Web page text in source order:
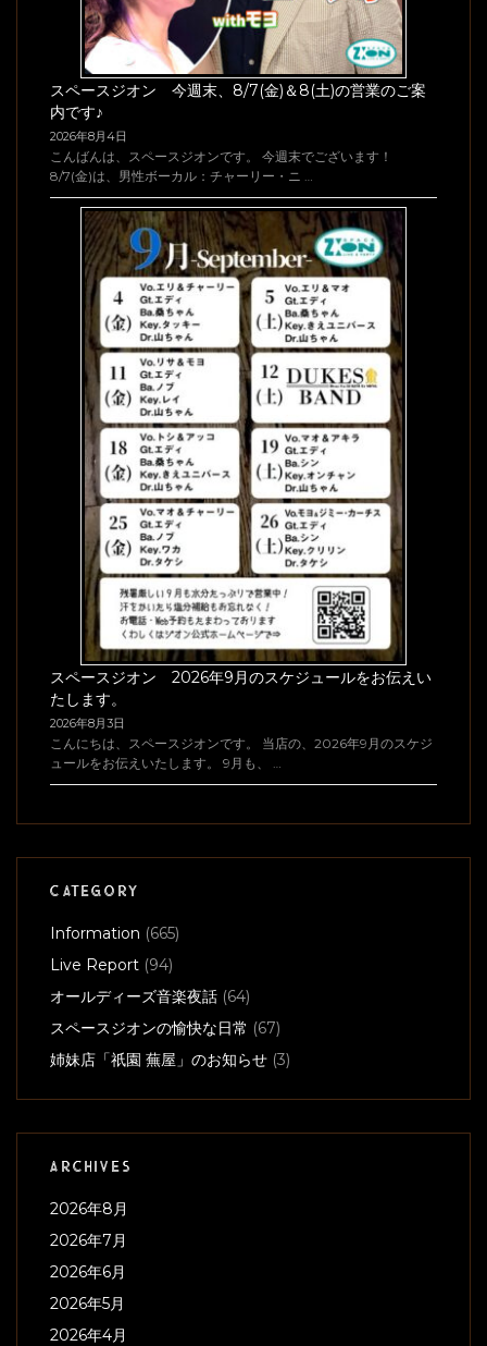
スペースジオン 今週末、8/7(金)＆8(土)の営業のご案
内です♪
2026年8月4日
こんばんは、スペースジオンです。 今週末でございます！
8/7(金)は、男性ボーカル：チャーリー・ニ …
スペースジオン 2026年9月のスケジュールをお伝えい
たします。
2026年8月3日
こんにちは、スペースジオンです。 当店の、2026年9月のスケジ
ュールをお伝えいたします。 9月も、 …
CATEGORY
Information (665)
Live Report (94)
オールディーズ音楽夜話 (64)
スペースジオンの愉快な日常 (67)
姉妹店「祇園 蕪屋」のお知らせ (3)
ARCHIVES
2026年8月
2026年7月
2026年6月
2026年5月
2026年4月